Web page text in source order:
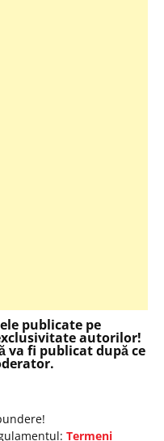
publicate pe
autorilor!
va fi publicat după ce
Termeni